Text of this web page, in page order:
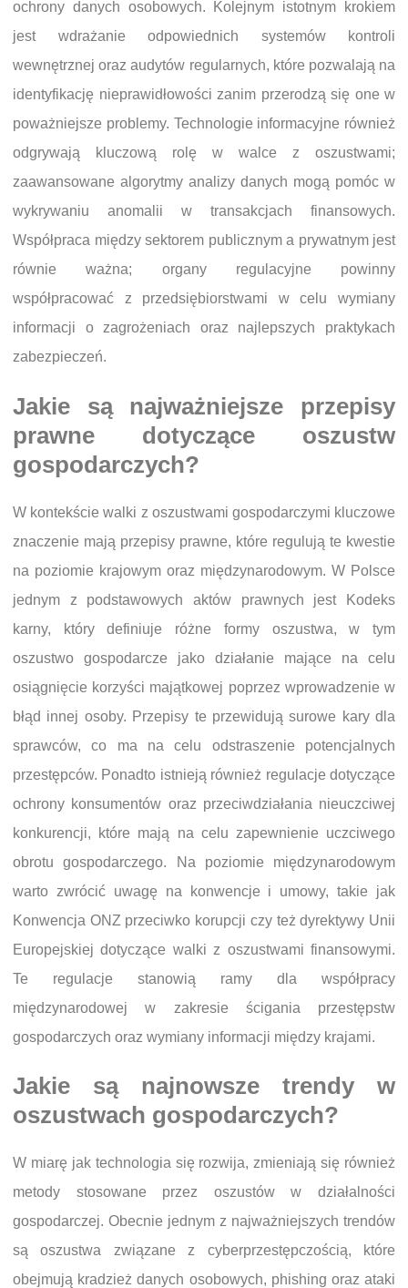
ochrony danych osobowych. Kolejnym istotnym krokiem
jest wdrażanie odpowiednich systemów kontroli
wewnętrznej oraz audytów regularnych, które pozwalają na
identyfikację nieprawidłowości zanim przerodzą się one w
poważniejsze problemy. Technologie informacyjne również
odgrywają kluczową rolę w walce z oszustwami;
zaawansowane algorytmy analizy danych mogą pomóc w
wykrywaniu anomalii w transakcjach finansowych.
Współpraca między sektorem publicznym a prywatnym jest
równie ważna; organy regulacyjne powinny
współpracować z przedsiębiorstwami w celu wymiany
informacji o zagrożeniach oraz najlepszych praktykach
zabezpieczeń.
Jakie są najważniejsze przepisy
prawne dotyczące oszustw
gospodarczych?
W kontekście walki z oszustwami gospodarczymi kluczowe
znaczenie mają przepisy prawne, które regulują te kwestie
na poziomie krajowym oraz międzynarodowym. W Polsce
jednym z podstawowych aktów prawnych jest Kodeks
karny, który definiuje różne formy oszustwa, w tym
oszustwo gospodarcze jako działanie mające na celu
osiągnięcie korzyści majątkowej poprzez wprowadzenie w
błąd innej osoby. Przepisy te przewidują surowe kary dla
sprawców, co ma na celu odstraszenie potencjalnych
przestępców. Ponadto istnieją również regulacje dotyczące
ochrony konsumentów oraz przeciwdziałania nieuczciwej
konkurencji, które mają na celu zapewnienie uczciwego
obrotu gospodarczego. Na poziomie międzynarodowym
warto zwrócić uwagę na konwencje i umowy, takie jak
Konwencja ONZ przeciwko korupcji czy też dyrektywy Unii
Europejskiej dotyczące walki z oszustwami finansowymi.
Te regulacje stanowią ramy dla współpracy
międzynarodowej w zakresie ścigania przestępstw
gospodarczych oraz wymiany informacji między krajami.
Jakie są najnowsze trendy w
oszustwach gospodarczych?
W miarę jak technologia się rozwija, zmieniają się również
metody stosowane przez oszustów w działalności
gospodarczej. Obecnie jednym z najważniejszych trendów
są oszustwa związane z cyberprzestępczością, które
obejmują kradzież danych osobowych, phishing oraz ataki